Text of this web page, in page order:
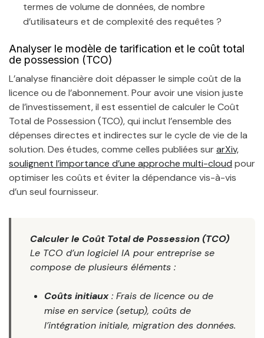
termes de volume de données, de nombre
d’utilisateurs et de complexité des requêtes ?
Analyser le modèle de tarification et le coût total
de possession (TCO)
L’analyse financière doit dépasser le simple coût de la
licence ou de l’abonnement. Pour avoir une vision juste
de l’investissement, il est essentiel de calculer le Coût
Total de Possession (TCO), qui inclut l’ensemble des
dépenses directes et indirectes sur le cycle de vie de la
solution. Des études, comme celles publiées surarXiv,
soulignent l’importance d’une approche multi-cloud pour
optimiser les coûts et éviter la dépendance vis-à-vis
d’un seul fournisseur.
Calculer le Coût Total de Possession (TCO)
Le TCO d’un logiciel IA pour entreprise se
compose de plusieurs éléments :
Coûts initiaux: Frais de licence ou de
mise en service (setup), coûts de
l’intégration initiale, migration des données.